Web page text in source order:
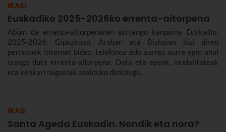
IKASI
Euskadiko 2025-2026ko errenta-aitorpena
Abian da errenta-aitorpenaren aurtengo kanpaina Euskadin:
2025-2026. Gipuzkoan, Araban eta Bizkaian bizi diren
pertsonek Internet bidez, telefonoz edo aurrez aurre egin ahal
izango dute errenta-aitorpena. Data eta epeak, modalitateak
eta kenkari nagusiak azalduko dizkizugu.
IKASI
Santa Ageda Euskadin. Nondik eta nora?